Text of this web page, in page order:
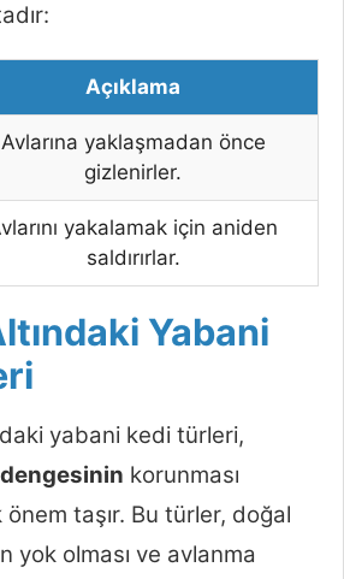
Açıklama
Avlarına yaklaşmadan önce
gizlenirler.
yakalamak için aniden
saldırırlar.
Yabani
yabani kedi türleri,
korunması
önem taşır. Bu türler, doğal
yok olması ve avlanma